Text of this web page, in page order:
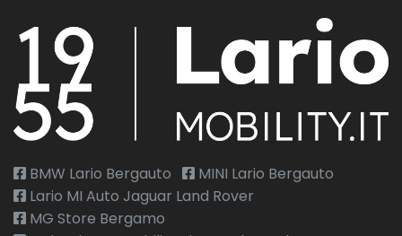
BMW Lario Bergauto
MINI Lario Bergauto
Lario MI Auto Jaguar Land Rover
MG Store Bergamo